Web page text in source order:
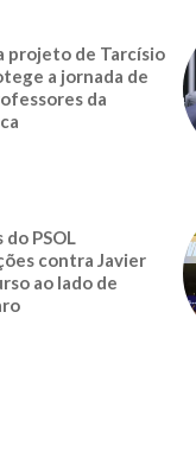
projeto de Tarcísio
a jornada de
da
PSOL
contra Javier
ao lado de